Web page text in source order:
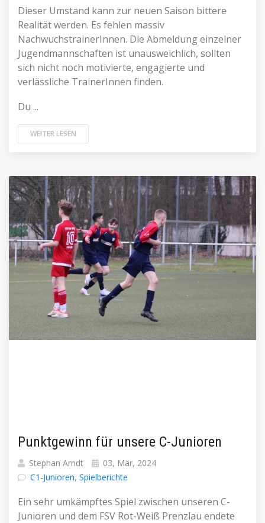
Dieser Umstand kann zur neuen Saison bittere
Realität werden. Es fehlen massiv
NachwuchstrainerInnen. Die Abmeldung einzelner
Jugendmannschaften ist unausweichlich, sollten
sich nicht noch motivierte, engagierte und
verlässliche TrainerInnen finden.
Du ...
WEITER LESEN
Punktgewinn für unsere C-Junioren
Stephan Arndt
03, Mär, 2024
C1-Junioren, Spielberichte
Ein sehr umkämpftes Spiel zwischen unseren C-
Junioren und dem FSV Rot-Weiß Prenzlau endete